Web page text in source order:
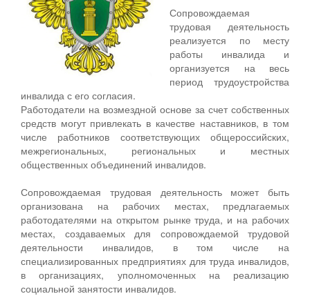
Сопровождаемая
трудовая деятельность
реализуется по месту
работы инвалида и
организуется на весь
период трудоустройства
инвалида с его согласия.
Работодатели на возмездной основе за счет собственных
средств могут привлекать в качестве наставников, в том
числе работников соответствующих общероссийских,
межрегиональных, региональных и местных
общественных объединений инвалидов.
Сопровождаемая трудовая деятельность может быть
организована на рабочих местах, предлагаемых
работодателями на открытом рынке труда, и на рабочих
местах, создаваемых для сопровождаемой трудовой
деятельности инвалидов, в том числе на
специализированных предприятиях для труда инвалидов,
в организациях, уполномоченных на реализацию
социальной занятости инвалидов.